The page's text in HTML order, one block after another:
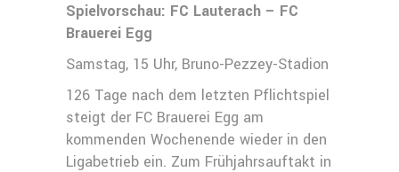
Spielvorschau: FC Lauterach – FC
Brauerei Egg
Samstag, 15 Uhr, Bruno-Pezzey-Stadion
126 Tage nach dem letzten Pflichtspiel
steigt der FC Brauerei Egg am
kommenden Wochenende wieder in den
Ligabetrieb ein. Zum Frühjahrsauftakt in